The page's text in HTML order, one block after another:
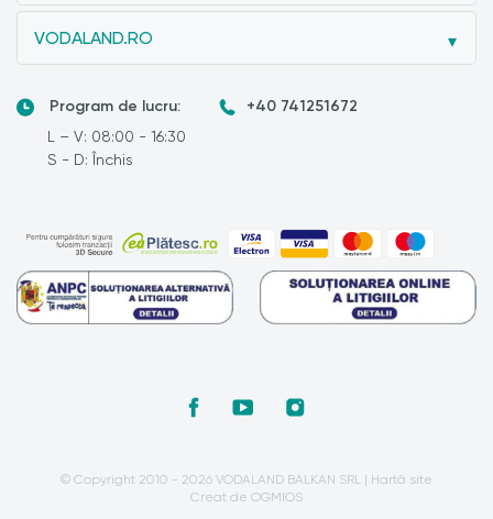
VODALAND.RO
Program de lucru:
L – V: 08:00 - 16:30
S - D: Închis
+40 741251672
© Copyright 2010 - 2026 VODALAND BALKAN SRL | Hartă site
Creat de OGMIOS